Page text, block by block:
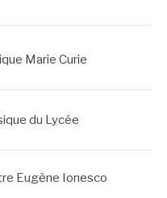
Marie Curie
du Lycée
Eugène Ionesco